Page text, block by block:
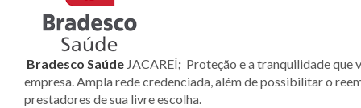
Bradesco Saúde JACAREÍ; Proteção e a tranquilidade que
empresa. Ampla rede credenciada, além de possibilitar o
prestadores de sua livre escolha.